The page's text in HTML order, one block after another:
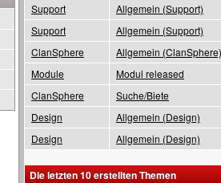
Support
Allgemein (Support)
Support
Allgemein (Support)
ClanSphere
Allgemein (ClanSphere)
Module
Modul released
ClanSphere
Suche/Biete
Design
Allgemein (Design)
Design
Allgemein (Design)
Die letzten 10 erstellten Themen